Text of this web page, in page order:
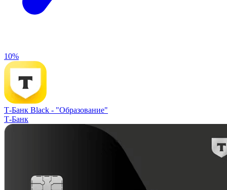
10%
Т-Банк Black - "Образование"
Т-Банк